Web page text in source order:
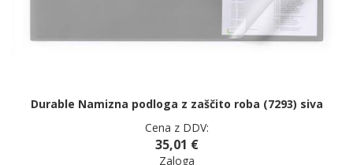
Durable Namizna podloga z zaščito roba (7293) siva
Cena z DDV:
35,01 €
Zaloga